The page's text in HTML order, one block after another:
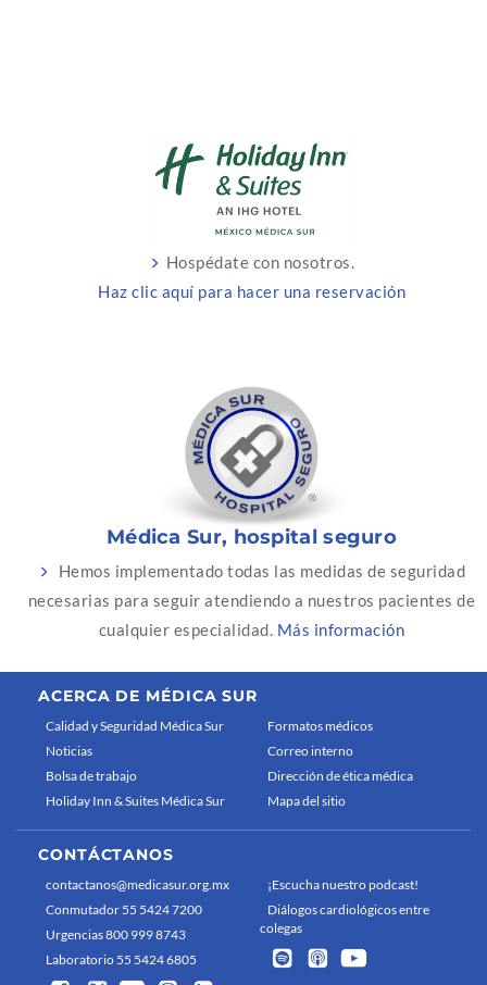
Hospédate con nosotros.
Haz clic aquí para hacer una reservación
Médica Sur, hospital seguro
Hemos implementado todas las medidas de seguridad
necesarias para seguir atendiendo a nuestros pacientes de
cualquier especialidad. Más información
ACERCA DE MÉDICA SUR
Calidad y Seguridad Médica Sur
Noticias
Bolsa de trabajo
Holiday Inn & Suites Médica Sur
Formatos médicos
Correo interno
Dirección de ética médica
Mapa del sitio
CONTÁCTANOS
contactanos@medicasur.org.mx
Conmutador 55 5424 7200
Urgencias 800 999 8743
Laboratorio 55 5424 6805
¡Escucha nuestro podcast!
Diálogos cardiológicos entre
colegas